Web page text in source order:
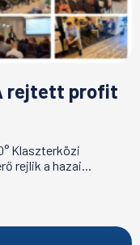
rejtett profit
Klaszterközi
rejlik a hazai...